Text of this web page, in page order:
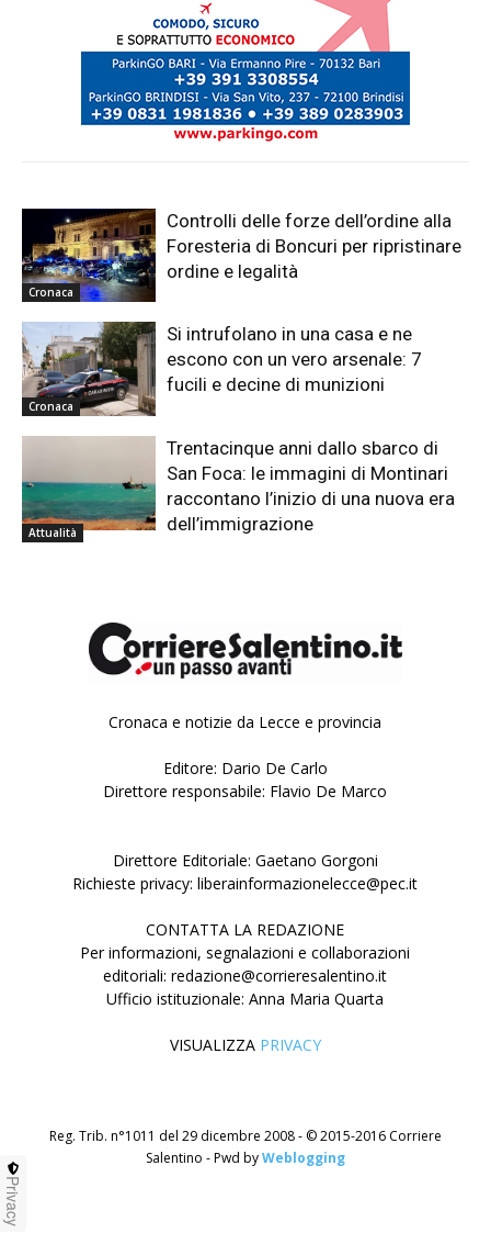
Cronaca
Controlli delle forze dell’ordine alla
Foresteria di Boncuri per ripristinare
ordine e legalità
Cronaca
Si intrufolano in una casa e ne
escono con un vero arsenale: 7
fucili e decine di munizioni
Attualità
Trentacinque anni dallo sbarco di
San Foca: le immagini di Montinari
raccontano l’inizio di una nuova era
dell’immigrazione
Cronaca e notizie da Lecce e provincia
Editore: Dario De Carlo
Direttore responsabile: Flavio De Marco
Direttore Editoriale: Gaetano Gorgoni
Richieste privacy: liberainformazionelecce@pec.it
CONTATTA LA REDAZIONE
Per informazioni, segnalazioni e collaborazioni
editoriali: redazione@corrieresalentino.it
Ufficio istituzionale: Anna Maria Quarta
VISUALIZZA PRIVACY
Reg. Trib. n°1011 del 29 dicembre 2008 - © 2015-2016 Corriere
Salentino - Pwd byWeblogging
Privacy